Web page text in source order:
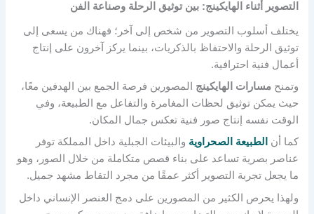
التصوير أثناء الهايكينج: بين توثيق الرحلة وصناعة الفن
يختلف أسلوب التصوير من شخص إلى آخر؛ فهناك من يسعى إلى
توثيق الرحلة والاحتفاظ بالذكريات، بينما يركز آخرون على إنتاج
أعمال فنية احترافية.
وتمنحمسارات الهايكينج المصورين فرصة الجمع بين الهدفين معًا،
حيث يمكن توثيق لحظات المغامرة والتفاعل مع الطبيعة، وفي
الوقت نفسه إنتاج صور فنية تعكس جمال المكان.
كما أن
الطبيعة الصحراوية والبيئات الجبلية داخل المملكة توفر
عناصر بصرية تساعد على بناء قصص متكاملة من خلال الصور، وهو
ما يجعل تجربة التصوير أكثر عمقًا من مجرد التقاط مشهد جميل.
ولهذا يحرص الكثير من المصورين على دمج العنصر الإنساني داخل